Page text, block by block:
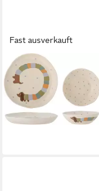
Fast ausverkauft
BLOOMINGVILLE
Frühstücks-Geschirrset
Charlie
44,92 €
in 2-3 Werktagen bei dir